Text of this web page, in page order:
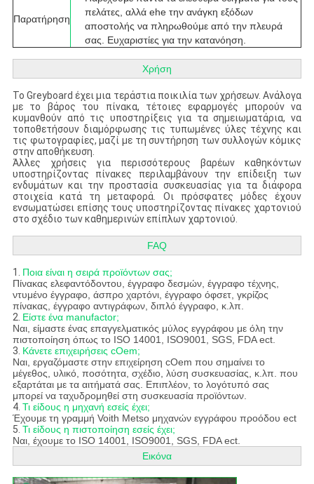
Παρατήρηση
πελάτες, αλλά ehe την ανάγκη εξόδων
αποστολής να πληρωθούμε από την πλευρά
σας. Ευχαριστίες για την κατανόηση.
Χρήση
Το Greyboard έχει μια τεράστια ποικιλία των χρήσεων. Ανάλογα
με το βάρος του πίνακα, τέτοιες εφαρμογές μπορούν να
κυμανθούν από τις υποστηρίξεις για τα σημειωματάρια, να
τοποθετήσουν διαμόρφωσης τις τυπωμένες ύλες τέχνης και
τις φωτογραφίες, μαζί με τη συντήρηση των συλλογών κόμικς
στην αποθήκευση.
Άλλες χρήσεις για περισσότερους βαρέων καθηκόντων
υποστηρίζοντας πίνακες περιλαμβάνουν την επίδειξη των
ενδυμάτων και την προστασία συσκευασίας για τα διάφορα
στοιχεία κατά τη μεταφορά. Οι πρόσφατες μόδες έχουν
ενσωματώσει επίσης τους υποστηρίζοντας πίνακες χαρτονιού
στο σχέδιο των καθημερινών επίπλων χαρτονιού.
FAQ
1. Ποια είναι η σειρά προϊόντων σας;
Πίνακας ελεφαντόδοντου, έγγραφο δεσμών, έγγραφο τέχνης,
ντυμένο έγγραφο, άσπρο χαρτόνι, έγγραφο όφσετ, γκρίζος
πίνακας, έγγραφο αντιγράφων, διπλό έγγραφο, κ.λπ.
2. Είστε ένα manufactor;
Ναι, είμαστε ένας επαγγελματικός μύλος εγγράφου με όλη την
πιστοποίηση όπως το ISO 14001, ISO9001, SGS, FDA ect.
3. Κάνετε επιχειρήσεις cOem;
Ναι, εργαζόμαστε στην επιχείρηση cOem που σημαίνει το
μέγεθος, υλικό, ποσότητα, σχέδιο, λύση συσκευασίας, κ.λπ. που
εξαρτάται με τα αιτήματά σας. Επιπλέον, το λογότυπό σας
μπορεί να ταχυδρομηθεί στη συσκευασία προϊόντων.
4. Τι είδους η μηχανή εσείς έχει;
Έχουμε τη γραμμή Voith Metso μηχανών εγγράφου προόδου ect
5. Τι είδους η πιστοποίηση εσείς έχει;
Ναι, έχουμε το ISO 14001, ISO9001, SGS, FDA ect.
Εικόνα